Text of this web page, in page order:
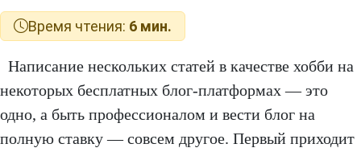
Время чтения: 6 мин.
Написание нескольких статей в качестве хобби на
некоторых бесплатных блог-платформах — это
одно, а быть профессионалом и вести блог на
полную ставку — совсем другое. Первый приходит